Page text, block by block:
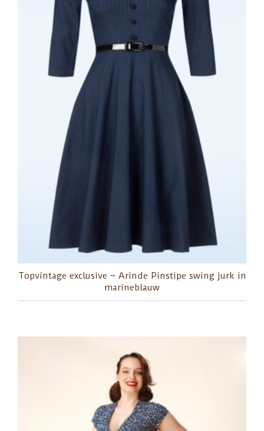
Topvintage exclusive ~ Arinde Pinstipe swing jurk in
marineblauw